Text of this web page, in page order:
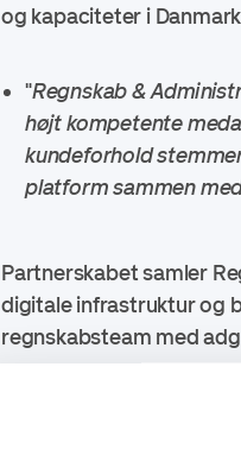
og kapaciteter i
"Regnskab &
højt kompetente
kundeforhold
platform sammen
Partnerskabet samler
digitale infrastruktur og
regnskabsteam med
At blive en del af